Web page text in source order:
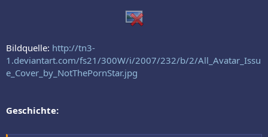
Bildquelle: http://tn3-
1.deviantart.com/fs21/300W/i/2007/232/b/2/All_Avatar_Issu
e_Cover_by_NotThePornStar.jpg
Geschichte: